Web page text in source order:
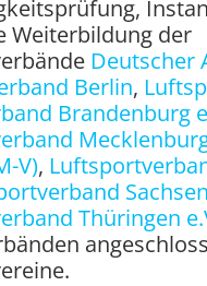
Weiterbildung der
Deutscher
Berlin,
Brandenburg
V),
Thüringen